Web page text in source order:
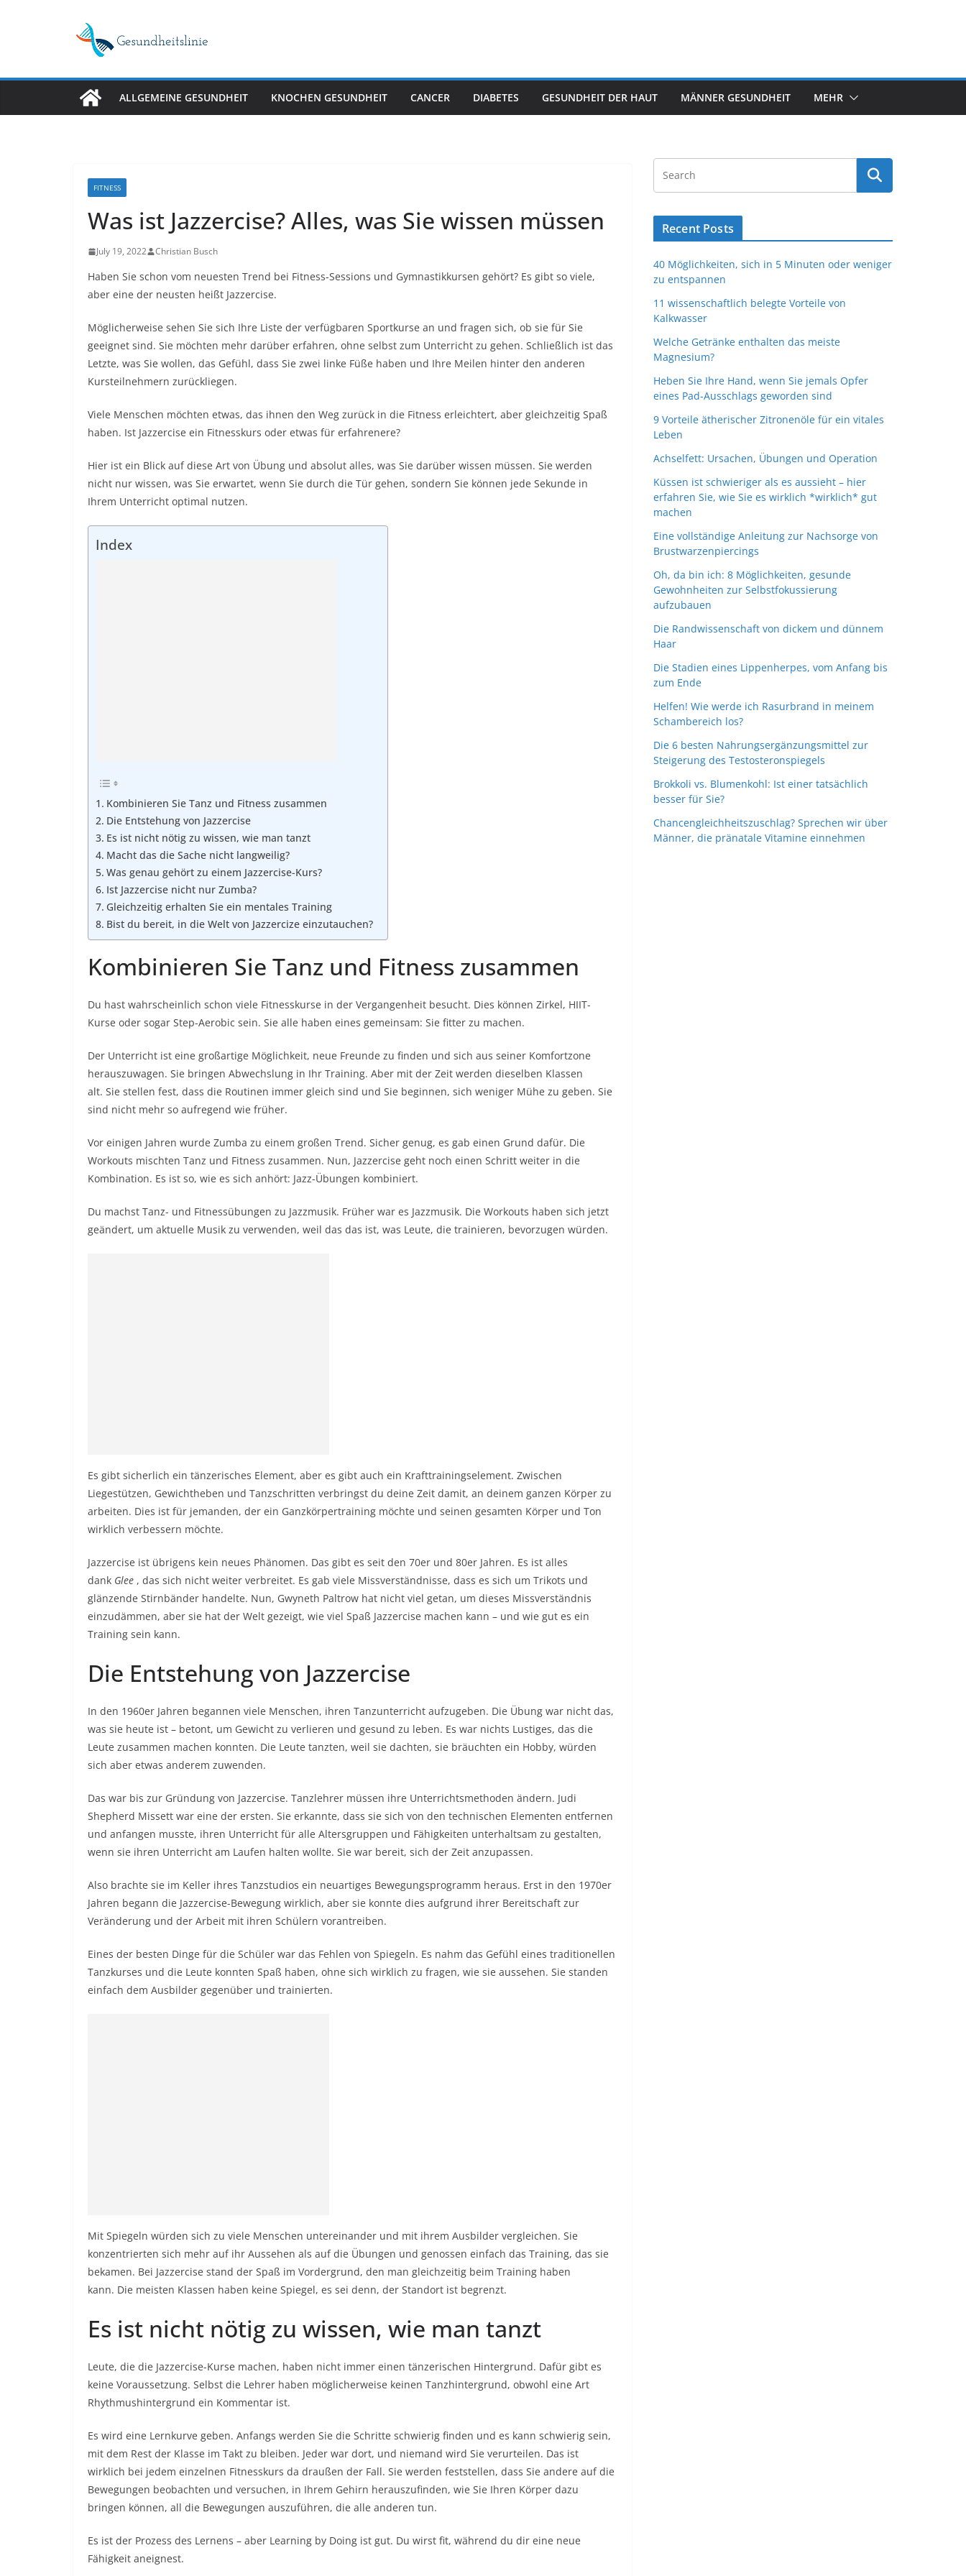
ALLGEMEINE GESUNDHEIT KNOCHEN GESUNDHEIT CANCER DIABETES GESUNDHEIT DER HAUT MÄNNER GESUNDHEIT MEHR
FITNESS
Was ist Jazzercise? Alles, was Sie wissen müssen
July 19, 2022 Christian Busch
Haben Sie schon vom neuesten Trend bei Fitness-Sessions und Gymnastikkursen gehört? Es gibt so viele,
aber eine der neusten heißt Jazzercise.
Möglicherweise sehen Sie sich Ihre Liste der verfügbaren Sportkurse an und fragen sich, ob sie für Sie
geeignet sind. Sie möchten mehr darüber erfahren, ohne selbst zum Unterricht zu gehen. Schließlich ist das
Letzte, was Sie wollen, das Gefühl, dass Sie zwei linke Füße haben und Ihre Meilen hinter den anderen
Kursteilnehmern zurückliegen.
Viele Menschen möchten etwas, das ihnen den Weg zurück in die Fitness erleichtert, aber gleichzeitig Spaß
haben. Ist Jazzercise ein Fitnesskurs oder etwas für erfahrenere?
Hier ist ein Blick auf diese Art von Übung und absolut alles, was Sie darüber wissen müssen. Sie werden
nicht nur wissen, was Sie erwartet, wenn Sie durch die Tür gehen, sondern Sie können jede Sekunde in
Ihrem Unterricht optimal nutzen.
Index
Kombinieren Sie Tanz und Fitness zusammen
Die Entstehung von Jazzercise
Es ist nicht nötig zu wissen, wie man tanzt
Macht das die Sache nicht langweilig?
Was genau gehört zu einem Jazzercise-Kurs?
Ist Jazzercise nicht nur Zumba?
Gleichzeitig erhalten Sie ein mentales Training
Bist du bereit, in die Welt von Jazzercize einzutauchen?
Kombinieren Sie Tanz und Fitness zusammen
Du hast wahrscheinlich schon viele Fitnesskurse in der Vergangenheit besucht. Dies können Zirkel, HIIT-
Kurse oder sogar Step-Aerobic sein. Sie alle haben eines gemeinsam: Sie fitter zu machen.
Der Unterricht ist eine großartige Möglichkeit, neue Freunde zu finden und sich aus seiner Komfortzone
herauszuwagen. Sie bringen Abwechslung in Ihr Training. Aber mit der Zeit werden dieselben Klassen
alt. Sie stellen fest, dass die Routinen immer gleich sind und Sie beginnen, sich weniger Mühe zu geben. Sie
sind nicht mehr so ​​aufregend wie früher.
Vor einigen Jahren wurde Zumba zu einem großen Trend. Sicher genug, es gab einen Grund dafür. Die
Workouts mischten Tanz und Fitness zusammen. Nun, Jazzercise geht noch einen Schritt weiter in die
Kombination. Es ist so, wie es sich anhört: Jazz-Übungen kombiniert.
Du machst Tanz- und Fitnessübungen zu Jazzmusik. Früher war es Jazzmusik. Die Workouts haben sich jetzt
geändert, um aktuelle Musik zu verwenden, weil das das ist, was Leute, die trainieren, bevorzugen würden.
Es gibt sicherlich ein tänzerisches Element, aber es gibt auch ein Krafttrainingselement. Zwischen
Liegestützen, Gewichtheben und Tanzschritten verbringst du deine Zeit damit, an deinem ganzen Körper zu
arbeiten. Dies ist für jemanden, der ein Ganzkörpertraining möchte und seinen gesamten Körper und Ton
wirklich verbessern möchte.
Jazzercise ist übrigens kein neues Phänomen. Das gibt es seit den 70er und 80er Jahren. Es ist alles
dank Glee , das sich nicht weiter verbreitet. Es gab viele Missverständnisse, dass es sich um Trikots und
glänzende Stirnbänder handelte. Nun, Gwyneth Paltrow hat nicht viel getan, um dieses Missverständnis
einzudämmen, aber sie hat der Welt gezeigt, wie viel Spaß Jazzercise machen kann – und wie gut es ein
Training sein kann.
Die Entstehung von Jazzercise
In den 1960er Jahren begannen viele Menschen, ihren Tanzunterricht aufzugeben. Die Übung war nicht das,
was sie heute ist – betont, um Gewicht zu verlieren und gesund zu leben. Es war nichts Lustiges, das die
Leute zusammen machen konnten. Die Leute tanzten, weil sie dachten, sie bräuchten ein Hobby, würden
sich aber etwas anderem zuwenden.
Das war bis zur Gründung von Jazzercise. Tanzlehrer müssen ihre Unterrichtsmethoden ändern. Judi
Shepherd Missett war eine der ersten. Sie erkannte, dass sie sich von den technischen Elementen entfernen
und anfangen musste, ihren Unterricht für alle Altersgruppen und Fähigkeiten unterhaltsam zu gestalten,
wenn sie ihren Unterricht am Laufen halten wollte. Sie war bereit, sich der Zeit anzupassen.
Also brachte sie im Keller ihres Tanzstudios ein neuartiges Bewegungsprogramm heraus. Erst in den 1970er
Jahren begann die Jazzercise-Bewegung wirklich, aber sie konnte dies aufgrund ihrer Bereitschaft zur
Veränderung und der Arbeit mit ihren Schülern vorantreiben.
Eines der besten Dinge für die Schüler war das Fehlen von Spiegeln. Es nahm das Gefühl eines traditionellen
Tanzkurses und die Leute konnten Spaß haben, ohne sich wirklich zu fragen, wie sie aussehen. Sie standen
einfach dem Ausbilder gegenüber und trainierten.
Mit Spiegeln würden sich zu viele Menschen untereinander und mit ihrem Ausbilder vergleichen. Sie
konzentrierten sich mehr auf ihr Aussehen als auf die Übungen und genossen einfach das Training, das sie
bekamen. Bei Jazzercise stand der Spaß im Vordergrund, den man gleichzeitig beim Training haben
kann. Die meisten Klassen haben keine Spiegel, es sei denn, der Standort ist begrenzt.
Es ist nicht nötig zu wissen, wie man tanzt
Leute, die die Jazzercise-Kurse machen, haben nicht immer einen tänzerischen Hintergrund. Dafür gibt es
keine Voraussetzung. Selbst die Lehrer haben möglicherweise keinen Tanzhintergrund, obwohl eine Art
Rhythmushintergrund ein Kommentar ist.
Es wird eine Lernkurve geben. Anfangs werden Sie die Schritte schwierig finden und es kann schwierig sein,
mit dem Rest der Klasse im Takt zu bleiben. Jeder war dort, und niemand wird Sie verurteilen. Das ist
wirklich bei jedem einzelnen Fitnesskurs da draußen der Fall. Sie werden feststellen, dass Sie andere auf die
Bewegungen beobachten und versuchen, in Ihrem Gehirn herauszufinden, wie Sie Ihren Körper dazu
bringen können, all die Bewegungen auszuführen, die alle anderen tun.
Es ist der Prozess des Lernens – aber Learning by Doing ist gut. Du wirst fit, während du dir eine neue
Fähigkeit aneignest.
Recent Posts
40 Möglichkeiten, sich in 5 Minuten oder weniger
zu entspannen
11 wissenschaftlich belegte Vorteile von
Kalkwasser
Welche Getränke enthalten das meiste
Magnesium?
Heben Sie Ihre Hand, wenn Sie jemals Opfer
eines Pad-Ausschlags geworden sind
9 Vorteile ätherischer Zitronenöle für ein vitales
Leben
Achselfett: Ursachen, Übungen und Operation
Küssen ist schwieriger als es aussieht – hier
erfahren Sie, wie Sie es wirklich *wirklich* gut
machen
Eine vollständige Anleitung zur Nachsorge von
Brustwarzenpiercings
Oh, da bin ich: 8 Möglichkeiten, gesunde
Gewohnheiten zur Selbstfokussierung
aufzubauen
Die Randwissenschaft von dickem und dünnem
Haar
Die Stadien eines Lippenherpes, vom Anfang bis
zum Ende
Helfen! Wie werde ich Rasurbrand in meinem
Schambereich los?
Die 6 besten Nahrungsergänzungsmittel zur
Steigerung des Testosteronspiegels
Brokkoli vs. Blumenkohl: Ist einer tatsächlich
besser für Sie?
Chancengleichheitszuschlag? Sprechen wir über
Männer, die pränatale Vitamine einnehmen